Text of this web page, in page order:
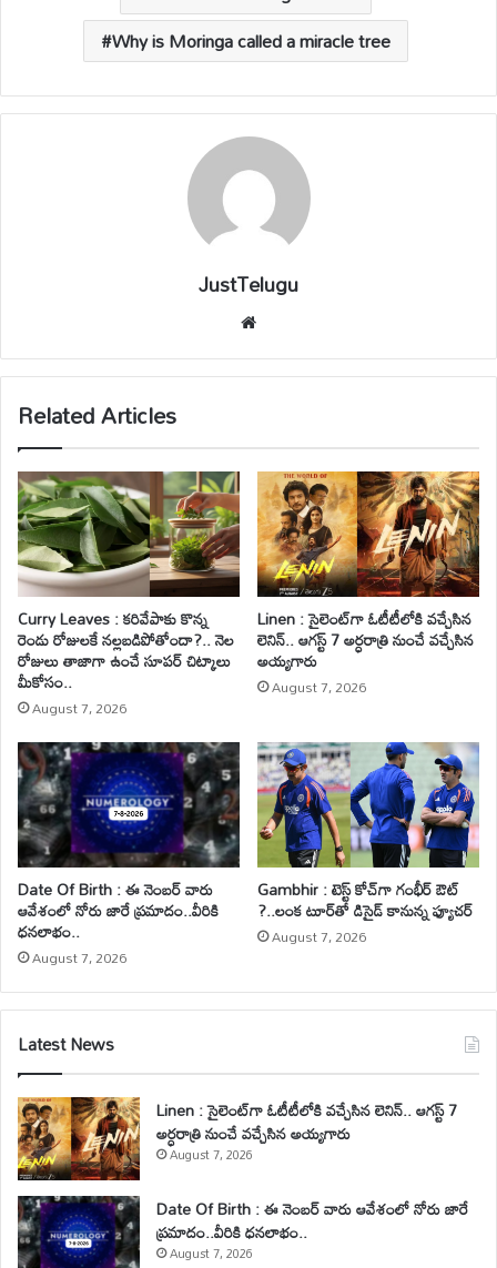
Why is Moringa called a miracle tree
JustTelugu
bsi
te
Related Articles
Curry Leaves : కరివేపాకు కొన్న
రెండు రోజులకే నల్లబడిపోతోందా?.. నెల
రోజులు తాజాగా ఉంచే సూపర్ చిట్కాలు
మీకోసం..
August 7, 2026
Linen : సైలెంట్‌గా ఓటీటీలోకి వచ్చేసిన
లెనిన్.. ఆగస్ట్ 7 అర్ధరాత్రి నుంచే వచ్చేసిన
అయ్యగారు
August 7, 2026
Date Of Birth : ఈ నెంబర్ వారు
ఆవేశంలో నోరు జారే ప్రమాదం..వీరికి
ధనలాభం..
August 7, 2026
Gambhir : టెస్ట్ కోచ్‌గా గంభీర్ ఔట్
?..లంక టూర్‌తో డిసైడ్ కానున్న ఫ్యూచర్
August 7, 2026
Latest News
Linen : సైలెంట్‌గా ఓటీటీలోకి వచ్చేసిన లెనిన్.. ఆగస్ట్ 7
అర్ధరాత్రి నుంచే వచ్చేసిన అయ్యగారు
August 7, 2026
Date Of Birth : ఈ నెంబర్ వారు ఆవేశంలో నోరు జారే
ప్రమాదం..వీరికి ధనలాభం..
August 7, 2026